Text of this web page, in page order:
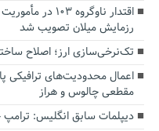
رزمایش میلان تصویب شد
تک‌نرخی‌سازی ارز؛ اصلاح
اعمال محدودیت‌های ترافیکی
مقطعی چالوس و هراز
دیپلمات سابق انگلیس:‌